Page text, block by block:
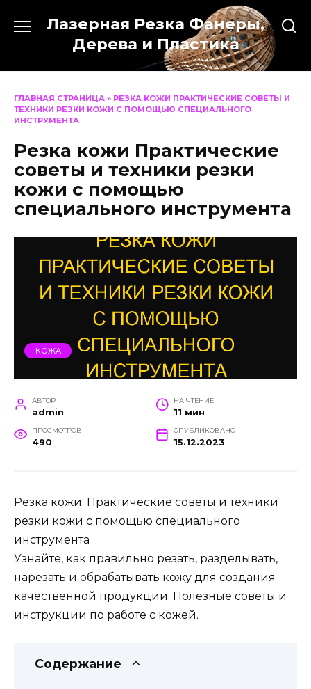
содержанию
Лазерная Резка Фанеры,
Дерева и Пластика
ГЛАВНАЯ СТРАНИЦА » РЕЗКА КОЖИ ПРАКТИЧЕСКИЕ СОВЕТЫ И
ТЕХНИКИ РЕЗКИ КОЖИ С ПОМОЩЬЮ СПЕЦИАЛЬНОГО
ИНСТРУМЕНТА
Резка кожи Практические
советы и техники резки
кожи с помощью
специального инструмента
КОЖА
АВТОР
admin
НА ЧТЕНИЕ
11 мин
ПРОСМОТРОВ
490
ОПУБЛИКОВАНО
15.12.2023
Резка кожи. Практические советы и техники
резки кожи с помощью специального
инструмента
Узнайте, как правильно резать, разделывать,
нарезать и обрабатывать кожу для создания
качественной продукции. Полезные советы и
инструкции по работе с кожей.
Содержание